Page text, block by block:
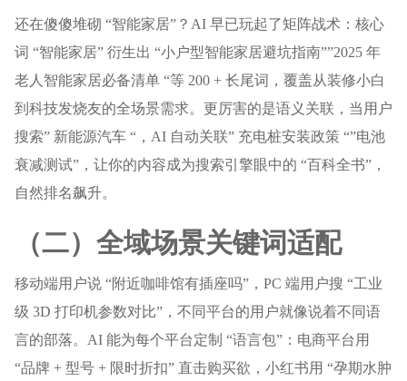
还在傻傻堆砌 “智能家居”？AI 早已玩起了矩阵战术：核心
词 “智能家居” 衍生出 “小户型智能家居避坑指南””2025 年
老人智能家居必备清单 “等 200 + 长尾词，覆盖从装修小白
到科技发烧友的全场景需求。更厉害的是语义关联，当用户
搜索” 新能源汽车 “，AI 自动关联” 充电桩安装政策 “”电池
衰减测试”，让你的内容成为搜索引擎眼中的 “百科全书”，
自然排名飙升。
（二）全域场景关键词适配
移动端用户说 “附近咖啡馆有插座吗”，PC 端用户搜 “工业
级 3D 打印机参数对比”，不同平台的用户就像说着不同语
言的部落。AI 能为每个平台定制 “语言包”：电商平台用
“品牌 + 型号 + 限时折扣” 直击购买欲，小红书用 “孕期水肿